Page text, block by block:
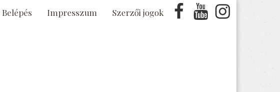
Belépés Impresszum Szerzői jogok